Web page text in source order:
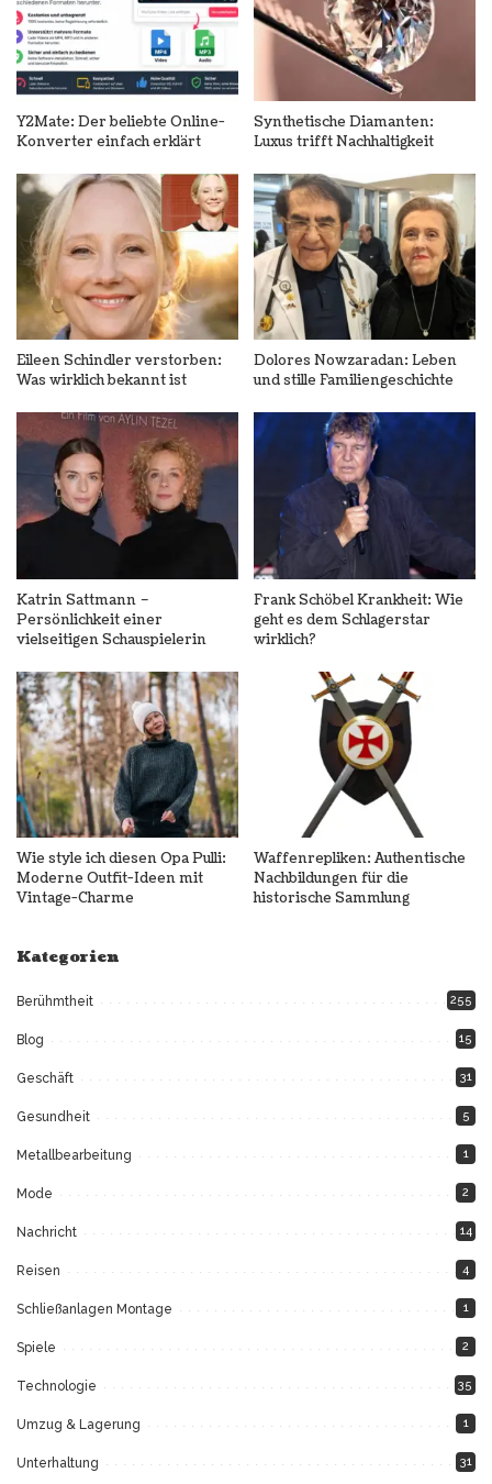
Y2Mate: Der beliebte Online-
Konverter einfach erklärt
Synthetische Diamanten:
Luxus trifft Nachhaltigkeit
Eileen Schindler verstorben:
Was wirklich bekannt ist
Dolores Nowzaradan: Leben
und stille Familiengeschichte
Katrin Sattmann –
Persönlichkeit einer
vielseitigen Schauspielerin
Frank Schöbel Krankheit: Wie
geht es dem Schlagerstar
wirklich?
Wie style ich diesen Opa Pulli:
Moderne Outfit-Ideen mit
Vintage-Charme
Waffenrepliken: Authentische
Nachbildungen für die
historische Sammlung
Kategorien
Berühmtheit 255
Blog 15
Geschäft 31
Gesundheit 5
Metallbearbeitung 1
Mode 2
Nachricht 14
Reisen 4
Schließanlagen Montage 1
Spiele 2
Technologie 35
Umzug & Lagerung 1
Unterhaltung 31